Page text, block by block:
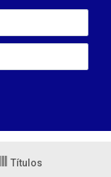
Títulos